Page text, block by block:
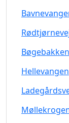
Bøgebakken
Hellevangen